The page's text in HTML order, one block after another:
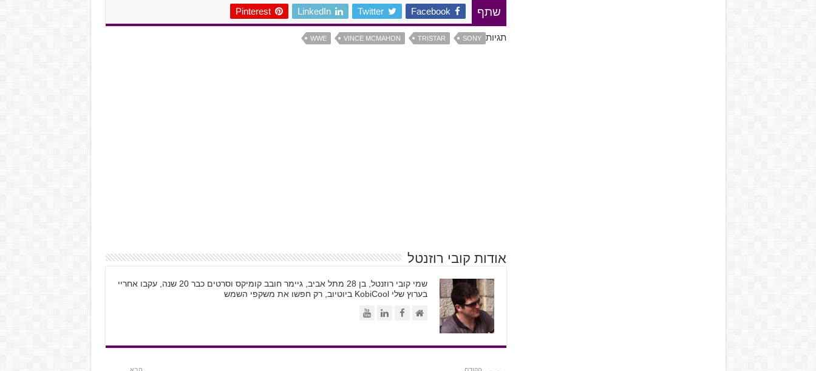
שתף Facebook
Twitter
LinkedIn
Pinterest
תגיות SONY
TRISTAR
VINCE MCMAHON
WWE
אודות קובי רוזנטל
שמי קובי רוזנטל, בן 28 מתל אביב, גיימר חובב קומיקס וסרטים כבר 20 שנה, עקבו אחריי
בערוץ שלי KobiCool ביוטיוב, רק חפשו את משקפי השמש